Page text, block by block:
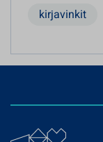
kirjavinkit